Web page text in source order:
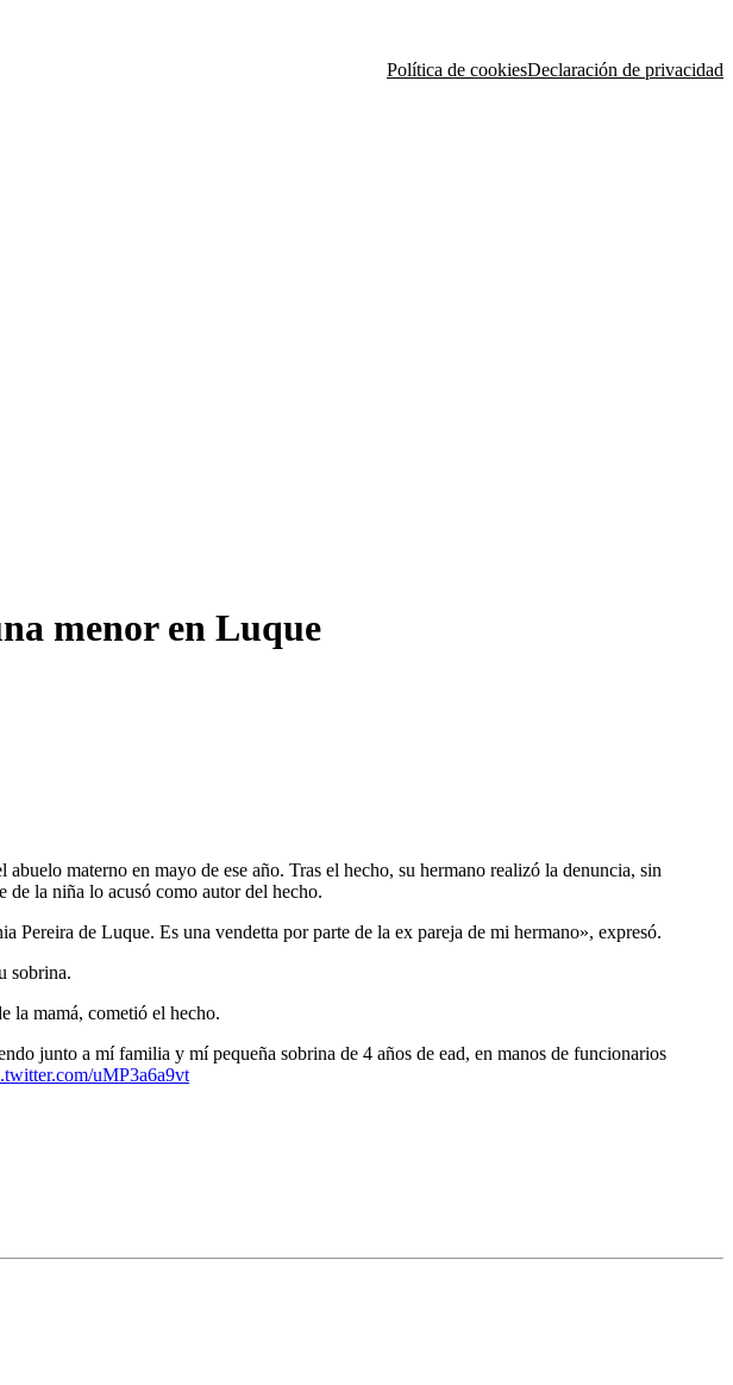
Política de cookiesDeclaración de privacidad
menor en Luque
materno en mayo de ese año. Tras el hecho, su hermano realizó la denuncia, sin
de la niña lo acusó como autor del hecho.
Pereira de Luque. Es una vendetta por parte de la ex pareja de mi hermano», expresó.
sobrina.
la mamá, cometió el hecho.
junto a mí familia y mí pequeña sobrina de 4 años de ead, en manos de funcionarios
uMP3a6a9vt